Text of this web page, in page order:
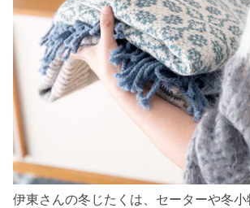
伊東さんの冬じたくは、セーターや冬小